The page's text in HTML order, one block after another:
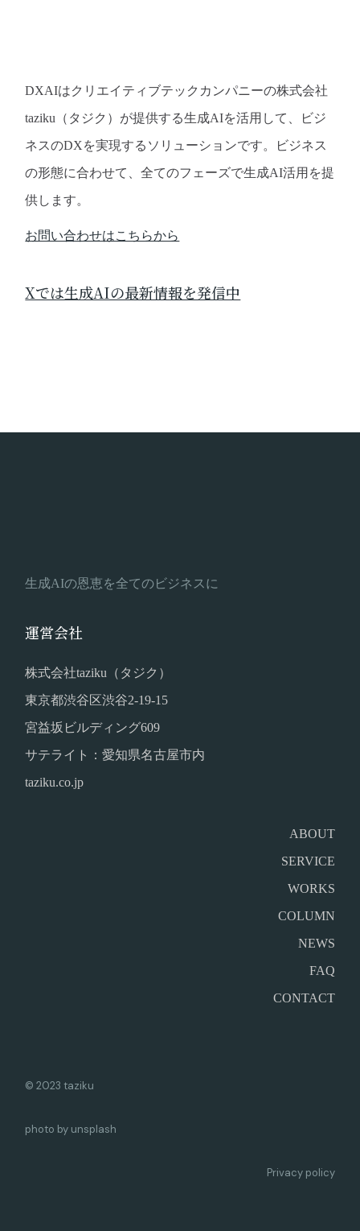
DXAIはクリエイティブテックカンパニーの株式会社
taziku（タジク）が提供する生成AIを活用して、ビジ
ネスのDXを実現するソリューションです。ビジネス
の形態に合わせて、全てのフェーズで生成AI活用を提
供します。
お問い合わせはこちらから
Xでは生成AIの最新情報を発信中
生成AIの恩恵を全てのビジネスに
運営会社
株式会社taziku（タジク）
東京都渋谷区渋谷2-19-15
宮益坂ビルディング609
サテライト：愛知県名古屋市内
taziku.co.jp
ABOUT
SERVICE
WORKS
COLUMN
NEWS
FAQ
CONTACT
© 2023 taziku
photo by unsplash
Privacy policy